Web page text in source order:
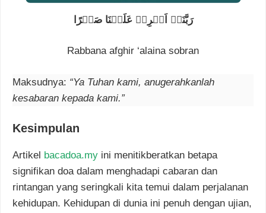
رَبَّنَاۤ اَفۡرِغۡ عَلَيۡنَا صَبۡرًا
Rabbana afghir ‘alaina sobran
Maksudnya: “Ya Tuhan kami, anugerahkanlah
kesabaran kepada kami.”
Kesimpulan
Artikel bacadoa.my ini menitikberatkan betapa
signifikan doa dalam menghadapi cabaran dan
rintangan yang seringkali kita temui dalam perjalanan
kehidupan. Kehidupan di dunia ini penuh dengan ujian,